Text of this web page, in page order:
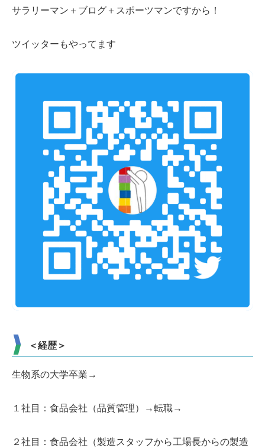
サラリーマン＋ブログ＋スポーツマンですから！
ツイッターもやってます
＜経歴＞
生物系の大学卒業→
１社目：食品会社（品質管理）→転職→
２社目：食品会社（製造スタッフから工場長からの製造